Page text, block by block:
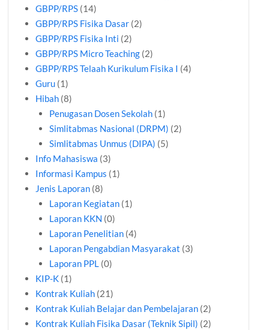
GBPP/RPS (14)
GBPP/RPS Fisika Dasar (2)
GBPP/RPS Fisika Inti (2)
GBPP/RPS Micro Teaching (2)
GBPP/RPS Telaah Kurikulum Fisika I (4)
Guru (1)
Hibah (8)
Penugasan Dosen Sekolah(1)
Simlitabmas Nasional (DRPM) (2)
Simlitabmas Unmus (DIPA) (5)
Info Mahasiswa (3)
Informasi Kampus (1)
Jenis Laporan (8)
Laporan Kegiatan(1)
Laporan KKN (0)
Laporan Penelitian(4)
Laporan Pengabdian Masyarakat (3)
Laporan PPL(0)
KIP-K (1)
Kontrak Kuliah (21)
Kontrak Kuliah Belajar dan Pembelajaran (2)
Kontrak Kuliah Fisika Dasar (Teknik Sipil) (2)